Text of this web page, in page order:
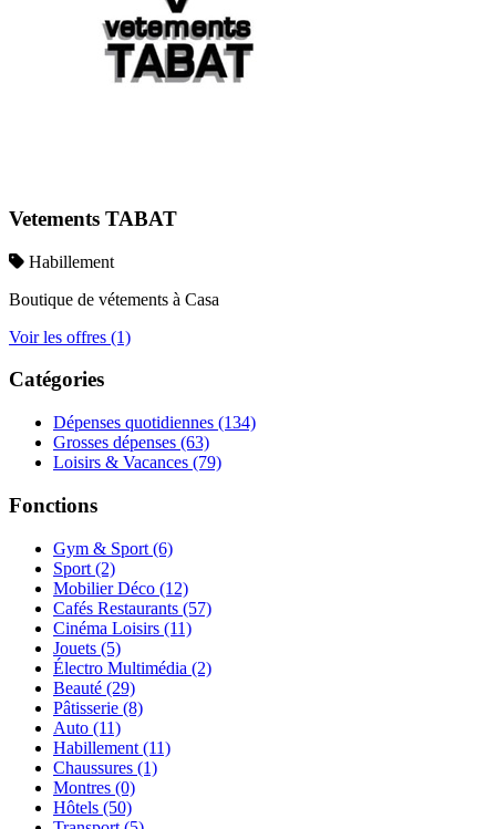
Vetements TABAT
Habillement
Boutique de vétements à Casa
Voir les offres (1)
Catégories
Dépenses quotidiennes (134)
Grosses dépenses (63)
Loisirs & Vacances (79)
Fonctions
Gym & Sport (6)
Sport (2)
Mobilier Déco (12)
Cafés Restaurants (57)
Cinéma Loisirs (11)
Jouets (5)
Électro Multimédia (2)
Beauté (29)
Pâtisserie (8)
Auto (11)
Habillement (11)
Chaussures (1)
Montres (0)
Hôtels (50)